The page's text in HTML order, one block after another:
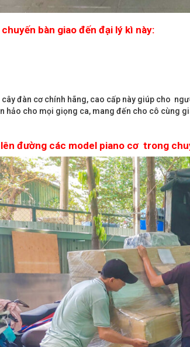
bàn giao đến đại lý kì này:
đàn cơ chính hãng, cao cấp này giúp cho
hảo cho mọi giọng ca, mang đến cho cô cùng
đường các model piano cơ trong